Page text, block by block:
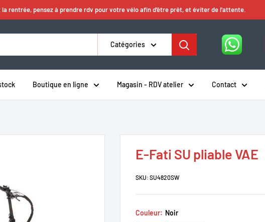
la rentrée, pensez à prendre rdv pour votre vélo afin d'être prêt, et éviter de l'attente.
Catégories
Boutique en ligne Magasin - RDV atelier Contact
E-Fati SU pliable VAE
SKU: SU4820SW
Couleur: Noir